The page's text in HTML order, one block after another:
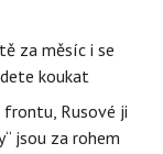
za měsíc i se
koukat
frontu, Rusové ji
jsou za rohem